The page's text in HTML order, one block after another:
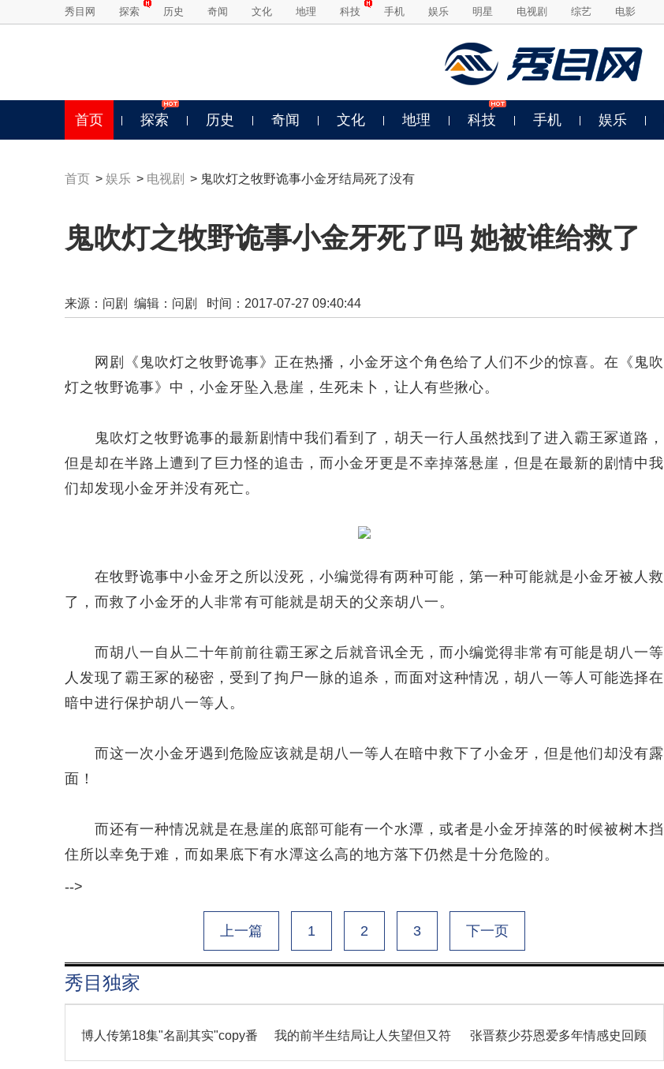
秀目网 探索 历史 奇闻 文化 地理 科技 手机 娱乐 明星 电视剧 综艺 电影
首页 探索 历史 奇闻 文化 地理 科技 手机 娱乐
首页 > 娱乐 > 电视剧 > 鬼吹灯之牧野诡事小金牙结局死了没有
鬼吹灯之牧野诡事小金牙死了吗 她被谁给救了
来源： 问剧 编辑：问剧 时间：2017-07-27 09:40:44
网剧《鬼吹灯之牧野诡事》正在热播，小金牙这个角色给了人们不少的惊喜。在《鬼吹
灯之牧野诡事》中，小金牙坠入悬崖，生死未卜，让人有些揪心。
鬼吹灯之牧野诡事的最新剧情中我们看到了，胡天一行人虽然找到了进入霸王冢道路，
但是却在半路上遭到了巨力怪的追击，而小金牙更是不幸掉落悬崖，但是在最新的剧情中我
们却发现小金牙并没有死亡。
在牧野诡事中小金牙之所以没死，小编觉得有两种可能，第一种可能就是小金牙被人救
了，而救了小金牙的人非常有可能就是胡天的父亲胡八一。
而胡八一自从二十年前前往霸王冢之后就音讯全无，而小编觉得非常有可能是胡八一等
人发现了霸王冢的秘密，受到了拘尸一脉的追杀，而面对这种情况，胡八一等人可能选择在
暗中进行保护胡八一等人。
而这一次小金牙遇到危险应该就是胡八一等人在暗中救下了小金牙，但是他们却没有露
面！
而还有一种情况就是在悬崖的底部可能有一个水潭，或者是小金牙掉落的时候被树木挡
住所以幸免于难，而如果底下有水潭这么高的地方落下仍然是十分危险的。
-->
上一篇 1 2 3 下一页
秀目独家
博人传第18集"名副其实"copy番 我的前半生结局让人失望但又符 张晋蔡少芬恩爱多年情感史回顾